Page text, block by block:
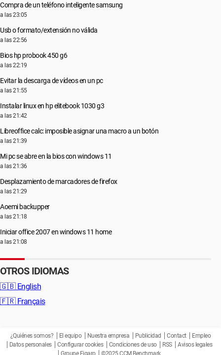
Compra de un teléfono inteligente samsung
a las 23:05
Usb o formato/extensión no válida
a las 22:56
Bios hp probook 450 g6
a las 22:19
Evitar la descarga de vídeos en un pc
a las 21:55
Instalar linux en hp elitebook 1030 g3
a las 21:42
Libreoffice calc: imposible asignar una macro a un botón
a las 21:39
Mi pc se abre en la bios con windows 11
a las 21:36
Desplazamiento de marcadores de firefox
a las 21:29
Aoemi backupper
a las 21:18
Iniciar office 2007 en windows 11 home
a las 21:08
OTROS IDIOMAS
🇬🇧 English
🇫🇷 Français
¿Quiénes somos? El equipo Nuestra empresa Publicidad Contact
Empleo
Datos personales
Configurar cookies Condiciones de uso RSS
Avisos legales
Groupe Figaro
©2025 CCM Benchmark